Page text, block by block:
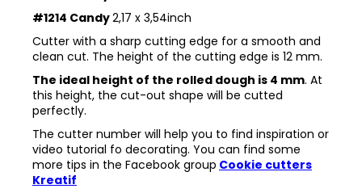
#1214 Candy2,17 x 3,54inch
Cutter with a sharp cutting edge for a smooth and
clean cut. The height of the cutting edge is 12 mm.
The ideal height of the rolled dough is 4 mm. At
this height, the cut-out shape will be cutted
perfectly.
The cutter number will help you to find inspiration or
video tutorial fo decorating. You can find some
more tips in the Facebook group Cookie cutters
Kreatif